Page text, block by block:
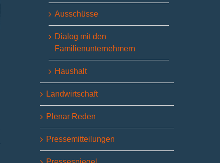
Ausschüsse
Dialog mit den
Familienunternehmern
Haushalt
Landwirtschaft
Plenar Reden
Pressemitteilungen